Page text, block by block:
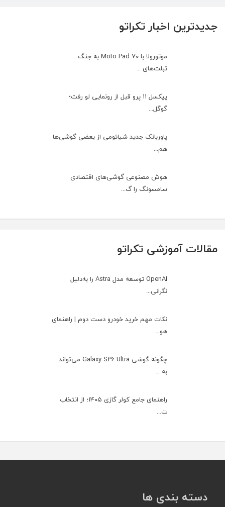
جدیدترین اخبار تکراتو
موتورولا با Moto Pad 70 به جنگ
تبلت‌های ...
پیکسل ۱۱ پرو قبل از رونمایی لو رفت؛
گوگل...
پاوربانک جدید شیائومی از بعضی گوشی‌ها
هم...
هوش مصنوعی گوشی‌های اقتصادی
سامسونگ را گ...
مقالات آموزشی تکراتو
OpenAI توسعه مدل Astra را به‌دلیل
نگرانی...
نکات مهم خرید خودرو دست دوم | راهنمای
هو...
چگونه گوشی Galaxy S26 Ultra می‌تواند
به ...
راهنمای جامع کولر گازی ۱۴۰۵؛ از انتخاب
ت...
دسته بندی ها